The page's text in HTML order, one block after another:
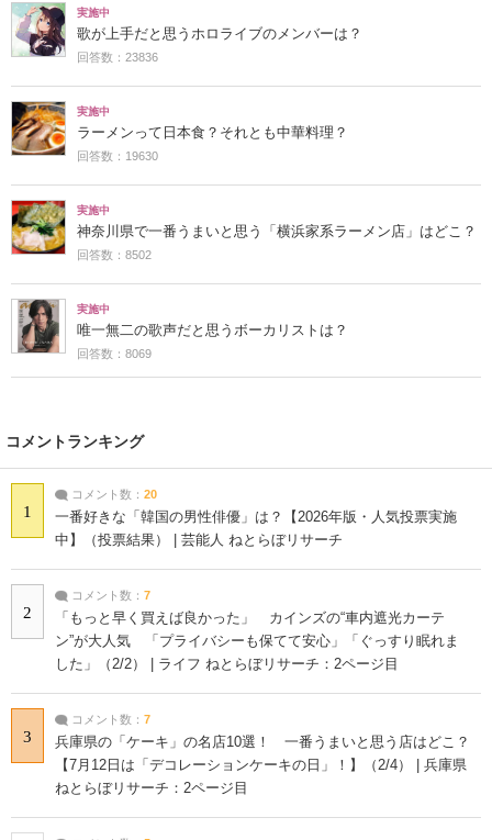
実施中
歌が上手だと思うホロライブのメンバーは？
回答数：23836
実施中
ラーメンって日本食？それとも中華料理？
回答数：19630
実施中
神奈川県で一番うまいと思う「横浜家系ラーメン店」はどこ？
回答数：8502
実施中
唯一無二の歌声だと思うボーカリストは？
回答数：8069
コメントランキング
1
コメント数： 20
一番好きな「韓国の男性俳優」は？【2026年版・人気投票実施
中】（投票結果） | 芸能人 ねとらぼリサーチ
2
コメント数： 7
「もっと早く買えば良かった」 カインズの“車内遮光カーテ
ン”が大人気 「プライバシーも保てて安心」「ぐっすり眠れま
した」（2/2） | ライフ ねとらぼリサーチ：2ページ目
3
コメント数： 7
兵庫県の「ケーキ」の名店10選！ 一番うまいと思う店はどこ？
【7月12日は「デコレーションケーキの日」！】（2/4） | 兵庫県
ねとらぼリサーチ：2ページ目